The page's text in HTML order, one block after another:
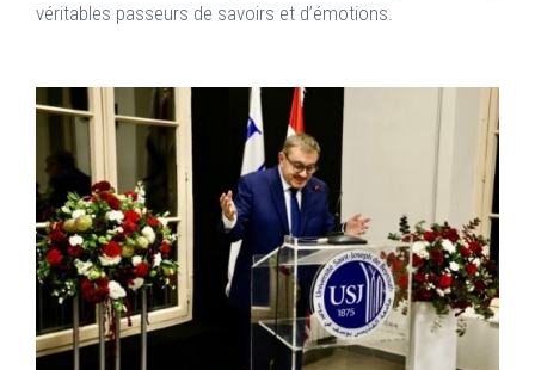
véritables passeurs de savoirs et d’émotions.